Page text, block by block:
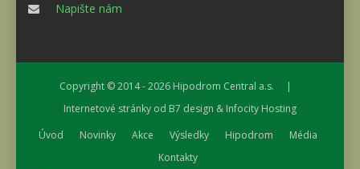
Napište nám
Copyright © 2014 - 2026 Hipodrom Central a.s. |
Internetové stránky od B7 design & Infocity Hosting
Úvod
Novinky Akce Výsledky Hipodrom
Média
Kontakty